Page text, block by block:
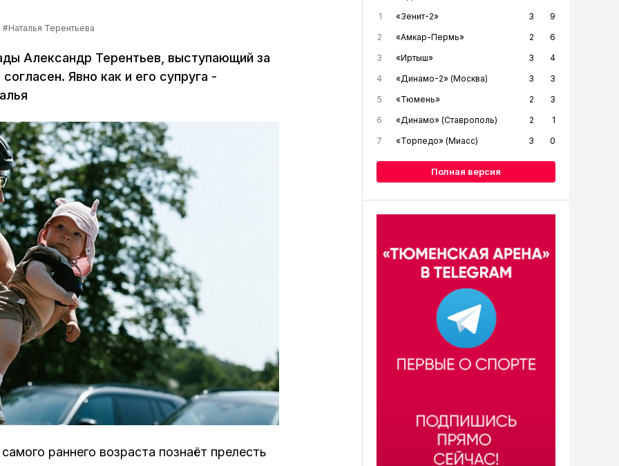
#Наталья Терентьева
Александр Терентьев, выступающий за
Явно как и его супруга -
раннего возраста познаёт прелесть
1 «Зенит-2» 3
9
2
«Амкар-Пермь» 2
6
3
«Иртыш» 3
4
4
«Динамо-2» (Москва) 3
3
5
«Тюмень» 2
3
6
«Динамо» (Ставрополь) 2
1
7
«Торпедо» (Миасс) 3 0
Полная версия